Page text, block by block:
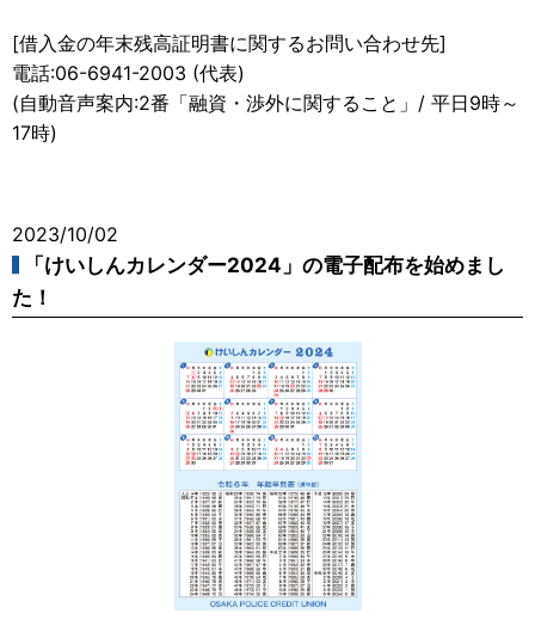
[借入金の年末残高証明書に関するお問い合わせ先]
電話:06-6941-2003 (代表)
(自動音声案内:2番「融資・渉外に関すること」/ 平日9時～
17時)
2023/10/02
「けいしんカレンダー2024」の電子配布を始めまし
た！